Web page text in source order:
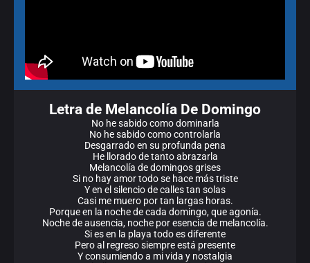
Letra de Melancolía De Domingo
No he sabido como dominarla
No he sabido como controlarla
Desgarrado en su profunda pena
He llorado de tanto abrazarla
Melancolía de domingos grises
Si no hay amor todo se hace más triste
Y en el silencio de calles tan solas
Casi me muero por tan largas horas.
Porque en la noche de cada domingo, que agonía.
Noche de ausencia, noche por esencia de melancolía.
Si es en la playa todo es diferente
Pero al regreso siempre está presente
Y consumiendo a mi vida y nostalgia